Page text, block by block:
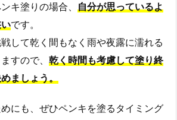
キ塗りの場合、 自分が思っているよ
です。
して乾く間もなく雨や夜露に濡れる
すので、 乾く時間も考慮して塗り終
ましょう。
にも、ぜひペンキを塗るタイミング